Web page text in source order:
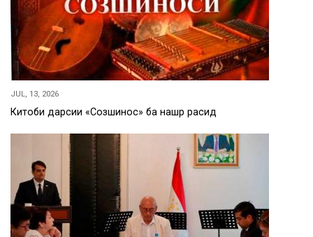
JUL, 13, 2026
Китоби дарсии «Созшиносӣ» ба нашр расид